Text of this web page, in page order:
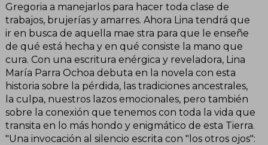
Gregoria a manejarlos para hacer toda clase de
trabajos, brujerías y amarres. Ahora Lina tendrá que
ir en busca de aquella mae stra para que le enseñe
de qué está hecha y en qué consiste la mano que
cura. Con una escritura enérgica y reveladora, Lina
María Parra Ochoa debuta en la novela con esta
historia sobre la pérdida, las tradiciones ancestrales,
la culpa, nuestros lazos emocionales, pero también
sobre la conexión que tenemos con toda la vida que
transita en lo más hondo y enigmático de esta Tierra.
"Una invocación al silencio escrita con "los otros ojos":